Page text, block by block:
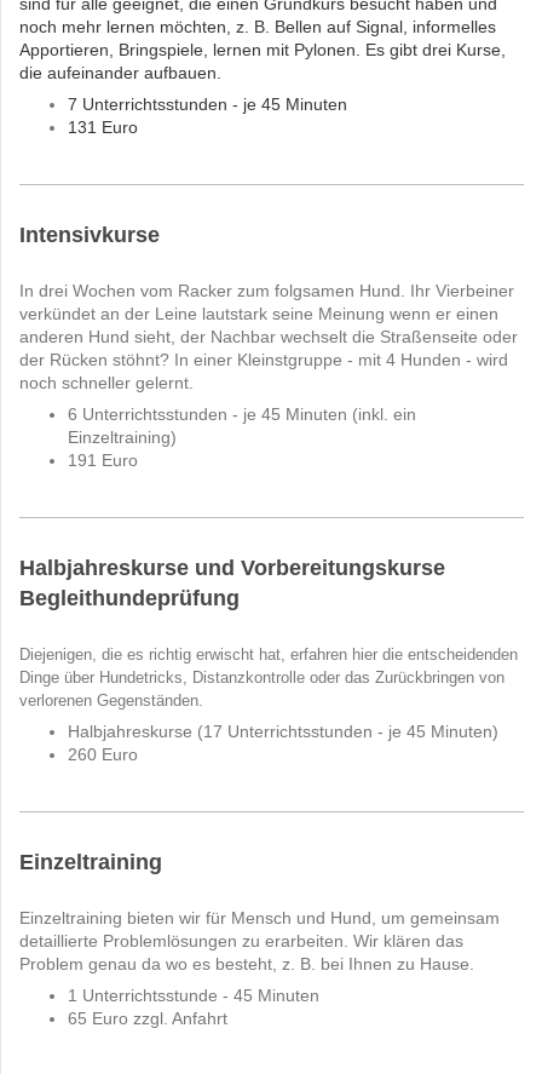
noch mehr lernen möchten, z. B. Bellen auf Signal, informelles
Apportieren, Bringspiele, lernen mit Pylonen. Es gibt drei Kurse,
die aufeinander aufbauen.
7 Unterrichtsstunden - je 45 Minuten
131 Euro
Intensivkurse
In drei Wochen vom Racker zum folgsamen Hund. Ihr Vierbeiner
verkündet an der Leine lautstark seine Meinung wenn er einen
anderen Hund sieht, der Nachbar wechselt die Straßenseite oder
der Rücken stöhnt? In einer Kleinstgruppe - mit 4 Hunden - wird
noch schneller gelernt.
6 Unterrichtsstunden - je 45 Minuten (inkl. ein
Einzeltraining)
191 Euro
Halbjahreskurse und Vorbereitungskurse
Begleithundeprüfung
Diejenigen, die es richtig erwischt hat, erfahren hier die entscheidenden
Dinge über Hundetricks, Distanzkontrolle oder das Zurückbringen von
verlorenen Gegenständen.
Halbjahreskurse (17 Unterrichtsstunden - je 45 Minuten)
260 Euro
Einzeltraining
Einzeltraining bieten wir für Mensch und Hund, um gemeinsam
detaillierte Problemlösungen zu erarbeiten. Wir klären das
Problem genau da wo es besteht, z. B. bei Ihnen zu Hause.
1 Unterrichtsstunde - 45 Minuten
65 Euro zzgl. Anfahrt